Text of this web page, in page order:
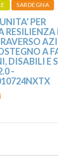
SARDEGNA
PER
RESILIENZA
A
DISABILI E
-